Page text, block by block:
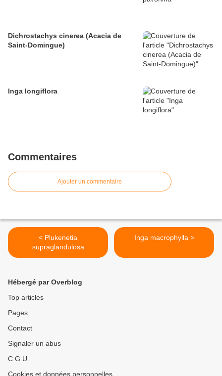
Dichrostachys cinerea (Acacia de
Saint-Domingue)
Inga longiflora
Commentaires
Ajouter un commentaire
< Plukenetia
supraglandulosa
Inga macrophylla >
Hébergé par Overblog
Top articles
Pages
Contact
Signaler un abus
C.G.U.
Cookies et données personnelles